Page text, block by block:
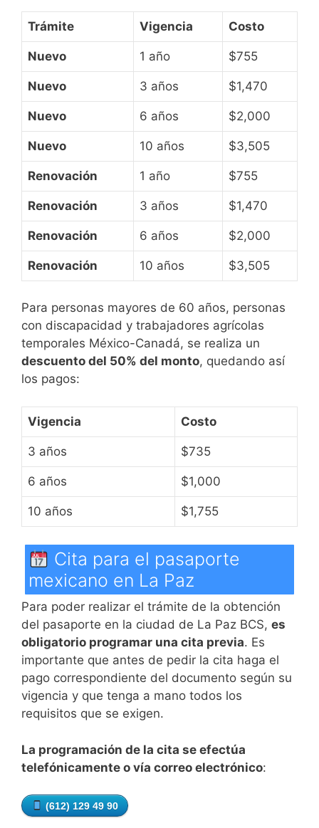
Trámite Vigencia Costo
Nuevo 1 año $755
Nuevo 3 años $1,470
Nuevo 6 años $2,000
Nuevo 10 años $3,505
Renovación 1 año $755
Renovación 3 años $1,470
Renovación 6 años $2,000
Renovación 10 años $3,505
Para personas mayores de 60 años, personas
con discapacidad y trabajadores agrícolas
temporales México-Canadá, se realiza un
descuento del 50% del monto, quedando así
los pagos:
Vigencia Costo
3 años $735
6 años $1,000
10 años $1,755
Cita para el pasaporte
mexicano en La Paz
Para poder realizar el trámite de la obtención
del pasaporte en la ciudad de La Paz BCS, es
obligatorio programar una cita previa. Es
importante que antes de pedir la cita haga el
pago correspondiente del documento según su
vigencia y que tenga a mano todos los
requisitos que se exigen.
La programación de la cita se efectúa
telefónicamente o vía correo electrónico:
(612) 129 49 90